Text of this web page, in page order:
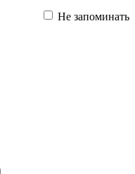
Не запоминать